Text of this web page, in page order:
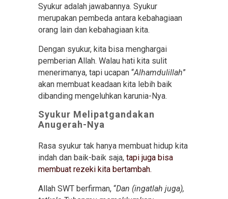
Syukur adalah jawabannya. Syukur
merupakan pembeda antara kebahagiaan
orang lain dan kebahagiaan kita.
Dengan syukur, kita bisa menghargai
pemberian Allah. Walau hati kita sulit
menerimanya, tapi ucapan “Alhamdulillah”
akan membuat keadaan kita lebih baik
dibanding mengeluhkan karunia-Nya.
Syukur Melipatgandakan
Anugerah-Nya
Rasa syukur tak hanya membuat hidup kita
indah dan baik-baik saja, tapi juga bisa
membuat rezeki kita bertambah.
Allah SWT berfirman, “Dan (ingatlah juga),